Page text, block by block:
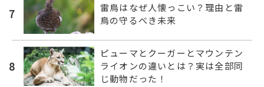
7
雷鳥はなぜ人懐っこい？理由と雷
鳥の守るべき未来
8
ピューマとクーガーとマウンテン
ライオンの違いとは？実は全部同
じ動物だった！